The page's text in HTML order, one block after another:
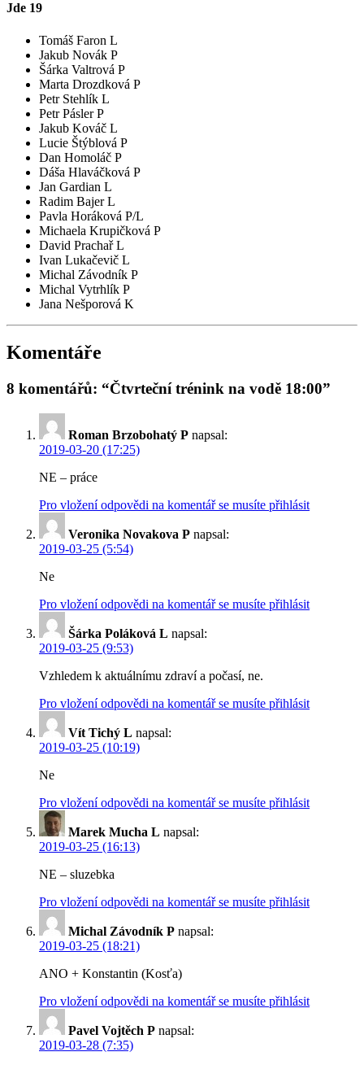
Jde 19
Tomáš Faron L
Jakub Novák P
Šárka Valtrová P
Marta Drozdková P
Petr Stehlík L
Petr Pásler P
Jakub Kováč L
Lucie Štýblová P
Dan Homoláč P
Dáša Hlaváčková P
Jan Gardian L
Radim Bajer L
Pavla Horáková P/L
Michaela Krupičková P
David Prachař L
Ivan Lukačevič L
Michal Závodník P
Michal Vytrhlík P
Jana Nešporová K
Komentáře
8 komentářů: “Čtvrteční trénink na vodě 18:00”
Roman Brzobohatý P napsal:
2019-03-20 (17:25)
NE – práce
Pro vložení odpovědi na komentář se musíte přihlásit
Veronika Novakova P napsal:
2019-03-25 (5:54)
Ne
Pro vložení odpovědi na komentář se musíte přihlásit
Šárka Poláková L napsal:
2019-03-25 (9:53)
Vzhledem k aktuálnímu zdraví a počasí, ne.
Pro vložení odpovědi na komentář se musíte přihlásit
Vít Tichý L napsal:
2019-03-25 (10:19)
Ne
Pro vložení odpovědi na komentář se musíte přihlásit
Marek Mucha L napsal:
2019-03-25 (16:13)
NE – sluzebka
Pro vložení odpovědi na komentář se musíte přihlásit
Michal Závodník P napsal:
2019-03-25 (18:21)
ANO + Konstantin (Kosťa)
Pro vložení odpovědi na komentář se musíte přihlásit
Pavel Vojtěch P napsal:
2019-03-28 (7:35)